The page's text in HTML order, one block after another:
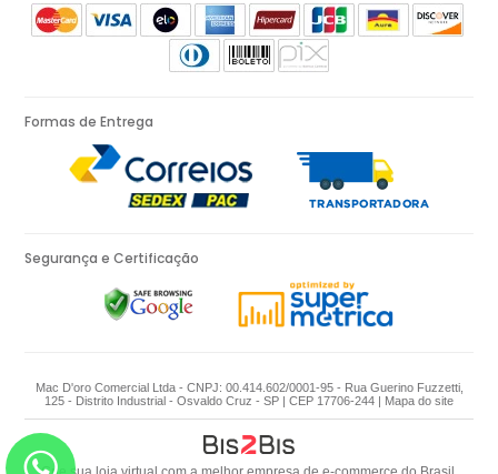
Formas de Entrega
Segurança e Certificação
Mac D'oro Comercial Ltda - CNPJ: 00.414.602/0001-95 - Rua Guerino Fuzzetti,
125 - Distrito Industrial - Osvaldo Cruz - SP | CEP 17706-244 | Mapa do site